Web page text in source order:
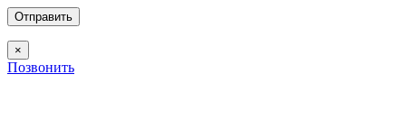
×
Позвонить